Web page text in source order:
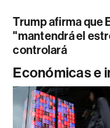
Trump afirma que
"mantendrá el
controlará
Económicas e